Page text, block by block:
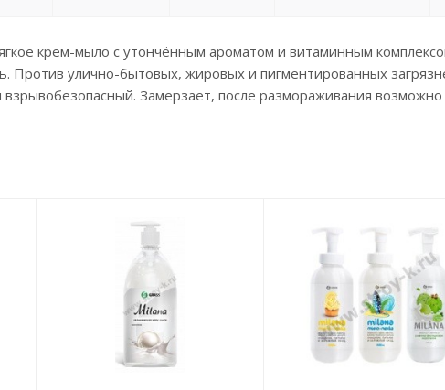
крем-мыло с утончённым ароматом и витаминным
Против улично-бытовых, жировых и пигментированных
Замерзает, после размораживания возможно